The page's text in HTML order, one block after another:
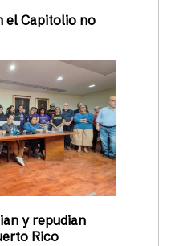
el Capitolio no
y repudian
Rico